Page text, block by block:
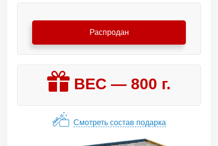
Распродан
ВЕС — 800 г.
Смотреть состав подарка